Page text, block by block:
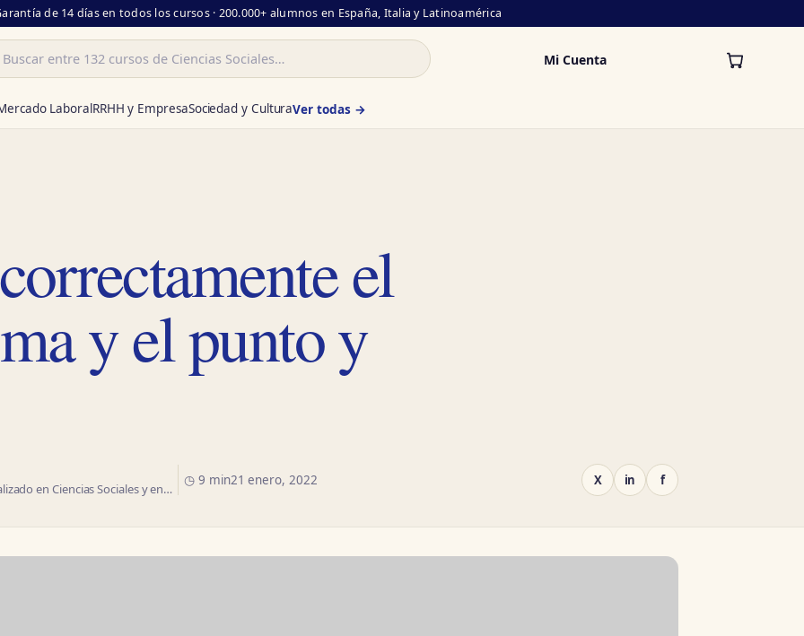
de 14 días en todos los cursos · 200.000+ alumnos en España, Italia y Latinoamérica
Mi Cuenta
LaboralRRHH y EmpresaSociedad y CulturaVer todas →
el
y el punto y
en Ciencias Sociales y en…
◷ 9 min21 enero, 2022 X in f